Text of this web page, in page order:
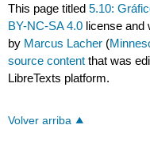
This page titled5.10:
BY-NC-SA 4.0 license and
by Marcus Lacher (
source content that was
LibreTexts platform.
Volver arriba